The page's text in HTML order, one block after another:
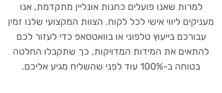
למרות שאנו פועלים כחנות אונליין מתקדמת, אנו
מעניקים ליווי אישי לכל לקוח. הצוות המקצועי שלנו זמין
עבורכם בייעוץ טלפוני או בוואטסאפ כדי לעזור לכם
להתאים את המידות המדויקות, כך שתקבלו החלטה
בטוחה ב-100% עוד לפני שהשליח מגיע אליכם.